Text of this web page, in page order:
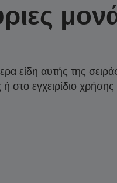
είδη αυτής της
εγχειρίδιο χρήσης